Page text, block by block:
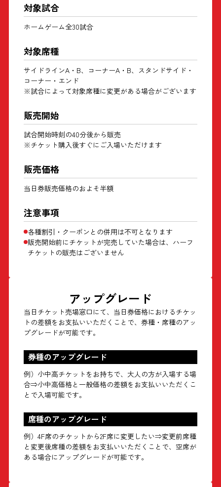
対象試合
ホームゲーム全30試合
対象席種
サイドラインA・B、コーナーA・B、スタンドサイド・
コーナー・エンド
※試合によって対象席種に変更がある場合がございます
販売開始
試合開始時刻の40分後から販売
※チケット購入後すぐにご入場いただけます
販売価格
当日券販売価格のおよそ半額
注意事項
各種割引・クーポンとの併用は不可となります
販売開始前にチケットが完売していた場合は、ハーフ
チケットの販売はございません
アップグレード
当日チケット売場窓口にて、当日券価格におけるチケッ
トの差額をお支払いいただくことで、券種・席種のアッ
プグレードが可能です。
券種のアップグレード
例）小中高チケットをお持ちで、大人の方が入場する場
合⇒小中高価格と一般価格の差額をお支払いいただくこ
とで入場可能です。
席種のアップグレード
例）4F席のチケットから2F席に変更したい⇒変更前席種
と変更後席種の差額をお支払いいただくことで、空席が
ある場合にアップグレードが可能です。